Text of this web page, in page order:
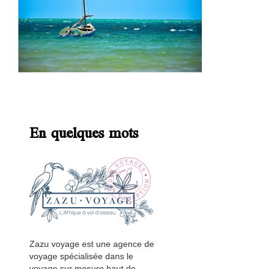
En quelques mots
Zazu voyage est une agence de
voyage spécialisée dans le